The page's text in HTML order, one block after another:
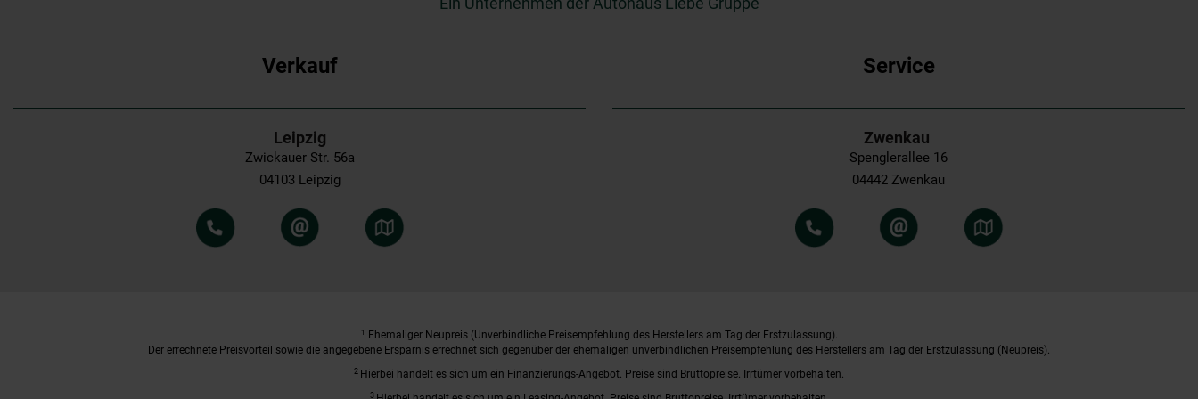
Verkauf
Leipzig
Zwickauer Str. 56a
04103 Leipzig
Service
Zwenkau
Spenglerallee 16
04442 Zwenkau
1
Ehemaliger Neupreis (Unverbindliche Preisempfehlung des Herstellers am Tag der Erstzulassung).
Der errechnete Preisvorteil sowie die angegebene Ersparnis errechnet sich gegenüber der ehemaligen unverbindlichen Preisempfehlung des Herstellers am Tag der Erstzulassung (Neupreis).
2 Hierbei handelt es sich um ein Finanzierungs-Angebot. Preise sind Bruttopreise. Irrtümer vorbehalten.
3